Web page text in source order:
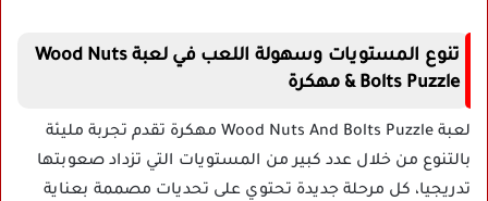
تنوع المستويات وسهولة اللعب في لعبة Wood Nuts
& Bolts Puzzle مهكرة
لعبة Wood Nuts And Bolts Puzzle مهكرة تقدم تجربة مليئة
بالتنوع من خلال عدد كبير من المستويات التي تزداد صعوبتها
تدريجيا، كل مرحلة جديدة تحتوي على تحديات مصممة بعناية